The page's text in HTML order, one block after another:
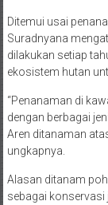
Ditemui usai
Suradnyana
dilakukan setiap
ekosistem hutan
“Penanaman di
dengan berbagai
Aren ditanaman
ungkapnya.
Alasan ditanam
sebagai